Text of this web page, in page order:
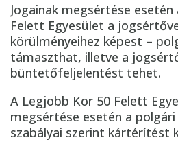
Jogainak megsértése
Felett Egyesület a
körülményeihez képest –
támaszthat, illetve a
büntetőfeljelentést tehet.
A Legjobb Kor 50 Felett
megsértése esetén a
szabályai szerint kártérítést